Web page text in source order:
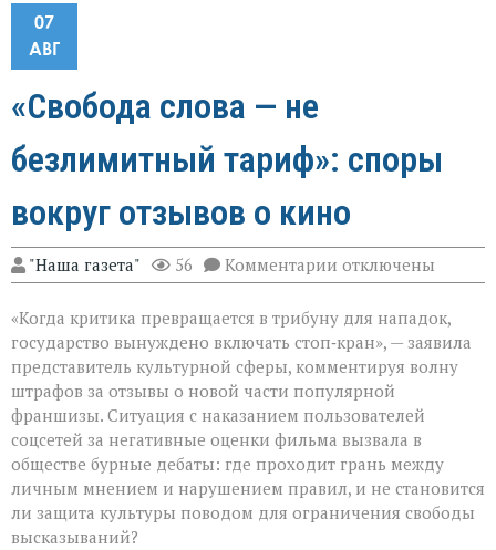
07
АВГ
«Свобода слова — не
безлимитный тариф»: споры
вокруг отзывов о кино
"Наша газета" 56 Комментарии к
записи
слова — не
безлимитный
тариф»:
споры
вокруг
отзывов
о
кино
отключены
«Когда критика превращается в трибуну для нападок,
государство вынуждено включать стоп‑кран», — заявила
представитель культурной сферы, комментируя волну
штрафов за отзывы о новой части популярной
франшизы. Ситуация с наказанием пользователей
соцсетей за негативные оценки фильма вызвала в
обществе бурные дебаты: где проходит грань между
личным мнением и нарушением правил, и не становится
ли защита культуры поводом для ограничения свободы
высказываний?